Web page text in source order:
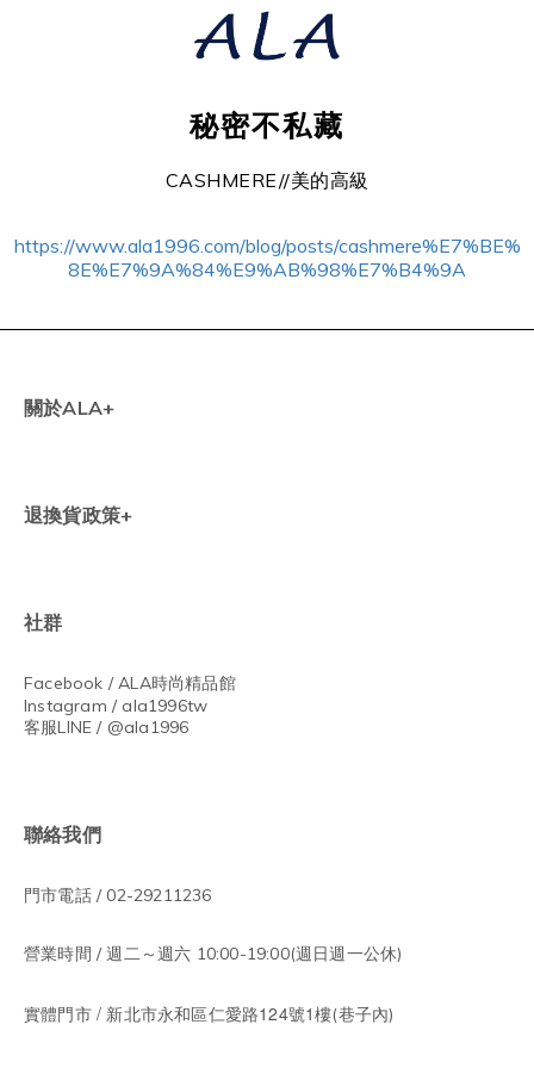
秘密不私藏
CASHMERE//美的高級
https://www.ala1996.com/blog/posts/cashmere%E7%BE%
8E%E7%9A%84%E9%AB%98%E7%B4%9A
關於ALA+
退換貨政策+
社群
Facebook / ALA時尚精品館
Instagram / ala1996tw
客服LINE / @ala1996
聯絡我們
門市電話 / 02-29211236
營業時間 / 週二～週六 10:00-19:00(週日週一公休)
實體門市/ 新北市永和區仁愛路124號1樓(巷子內)